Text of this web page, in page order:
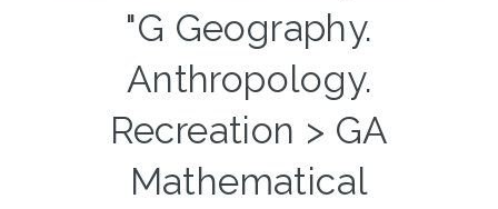
"G Geography.
Anthropology.
Recreation > GA
Mathematical